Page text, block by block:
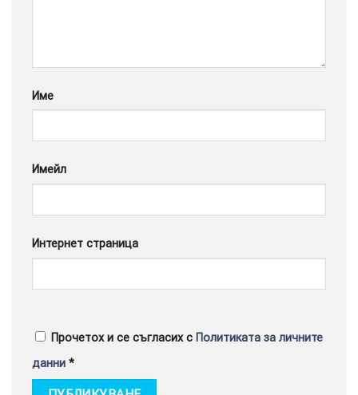
Име
Имейл
Интернет страница
Прочетох и се съгласих с Политиката за личните
данни *